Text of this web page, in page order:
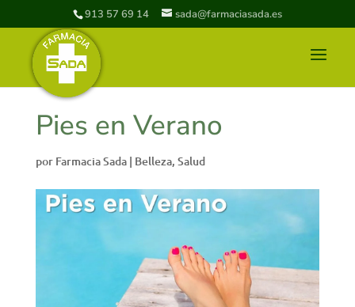
913 57 69 14 sada@farmaciasada.es
Pies en Verano
por Farmacia Sada| Belleza, Salud